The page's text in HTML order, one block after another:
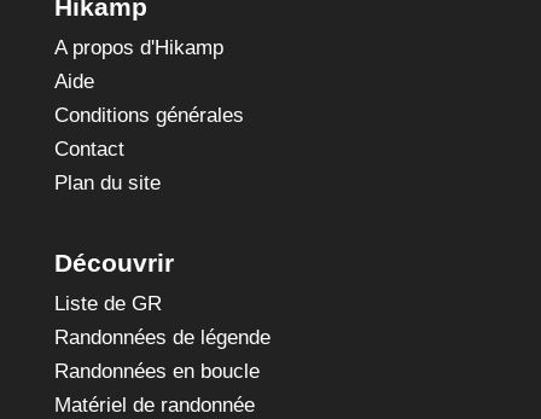
Hikamp
A propos d'Hikamp
Aide
Conditions générales
Contact
Plan du site
Découvrir
Liste de GR
Randonnées de légende
Randonnées en boucle
Matériel de randonnée